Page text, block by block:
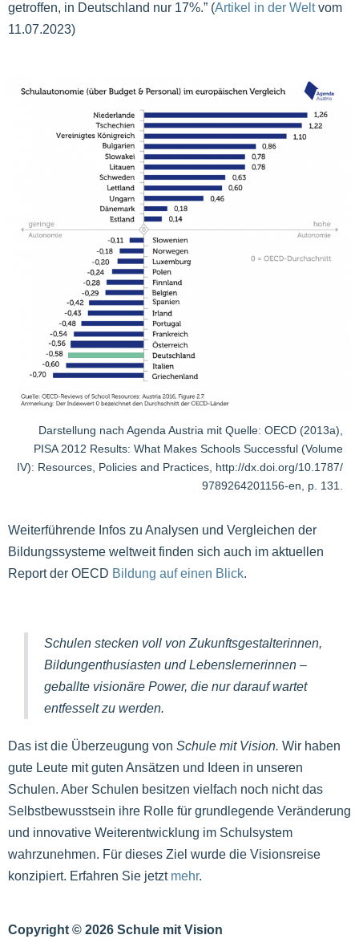
getroffen, in Deutschland nur 17%.” (Artikel in der Weltvom
11.07.2023)
Darstellung nach Agenda Austria mit Quelle: OECD (2013a),
PISA 2012 Results: What Makes Schools Successful (Volume
IV): Resources, Policies and Practices, http://dx.doi.org/10.1787/
9789264201156-en, p. 131.
Weiterführende Infos zu Analysen und Vergleichen der
Bildungssysteme weltweit finden sich auch im aktuellen
Report der OECD Bildung auf einen Blick.
Schulen stecken voll von Zukunftsgestalterinnen,
Bildungenthusiasten und Lebenslernerinnen –
geballte visionäre Power, die nur darauf wartet
entfesselt zu werden.
Das ist die Überzeugung von Schule mit Vision. Wir haben
gute Leute mit guten Ansätzen und Ideen in unseren
Schulen. Aber Schulen besitzen vielfach noch nicht das
Selbstbewusstsein ihre Rolle für grundlegende Veränderung
und innovative Weiterentwicklung im Schulsystem
wahrzunehmen. Für dieses Ziel wurde die Visionsreise
konzipiert. Erfahren Sie jetzt mehr.
Copyright © 2026 Schule mit Vision